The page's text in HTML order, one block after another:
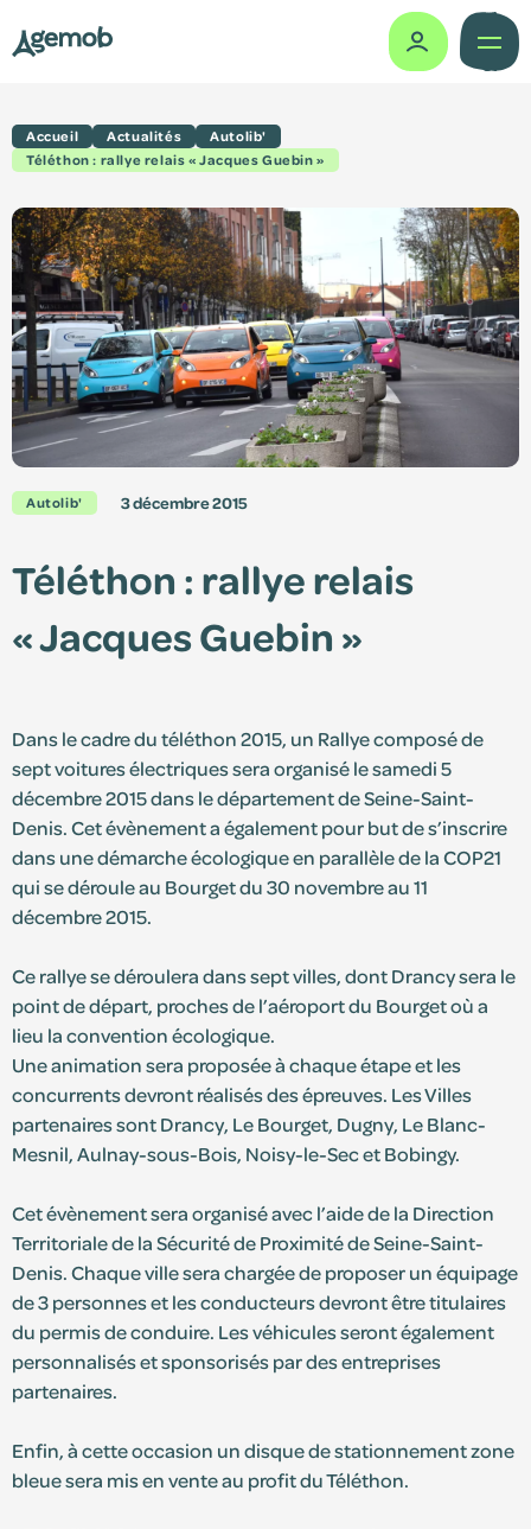
Missions
Gouvernance
Actes administratifs
Le vélo partagé
Comité des usagers
Études & travaux
Édition 2025
Édition 2024
Consultez le centre de ressources et retrouvez
vos documents personnalisés.
S'identifier
Accueil Actualités
Autolib'
Téléthon : rallye relais « Jacques Guebin »
Autolib' 3 décembre 2015
Téléthon : rallye relais
« Jacques Guebin »
Dans le cadre du téléthon 2015, un Rallye composé de
sept voitures électriques sera organisé le samedi 5
décembre 2015 dans le département de Seine-Saint-
Denis. Cet évènement a également pour but de s’inscrire
dans une démarche écologique en parallèle de la COP21
qui se déroule au Bourget du 30 novembre au 11
décembre 2015.
Ce rallye se déroulera dans sept villes, dont Drancy sera le
point de départ, proches de l’aéroport du Bourget où a
lieu la convention écologique.
Une animation sera proposée à chaque étape et les
concurrents devront réalisés des épreuves. Les Villes
partenaires sont Drancy, Le Bourget, Dugny, Le Blanc-
Mesnil, Aulnay-sous-Bois, Noisy-le-Sec et Bobingy.
Cet évènement sera organisé avec l’aide de la Direction
Territoriale de la Sécurité de Proximité de Seine-Saint-
Denis. Chaque ville sera chargée de proposer un équipage
de 3 personnes et les conducteurs devront être titulaires
du permis de conduire. Les véhicules seront également
personnalisés et sponsorisés par des entreprises
partenaires.
Enfin, à cette occasion un disque de stationnement zone
bleue sera mis en vente au profit du Téléthon.